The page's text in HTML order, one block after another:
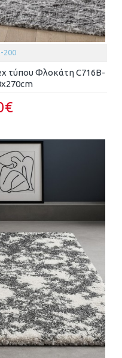
200
τύπου Φλοκάτη C716B-